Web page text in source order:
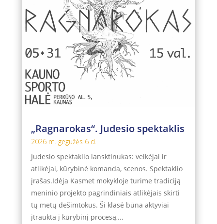
„Ragnarokas“. Judesio spektaklis
2026 m. gegužės 6 d.
Judesio spektaklio lansktinukas: veikėjai ir
atlikėjai, kūrybinė komanda, scenos. Spektaklio
įrašas.Idėja Kasmet mokykloje turime tradiciją
meninio projekto pagrindiniais atlikėjais skirti
tų metų dešimtokus. Ši klasė būna aktyviai
įtraukta į kūrybinį procesą,...